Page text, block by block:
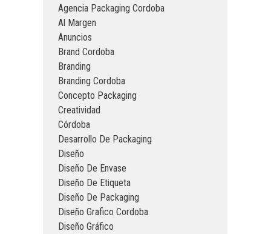
Agencia Packaging Cordoba
Al Margen
Anuncios
Brand Cordoba
Branding
Branding Cordoba
Concepto Packaging
Creatividad
Córdoba
Desarrollo De Packaging
Diseño
Diseño De Envase
Diseño De Etiqueta
Diseño De Packaging
Diseño Grafico Cordoba
Diseño Gráfico